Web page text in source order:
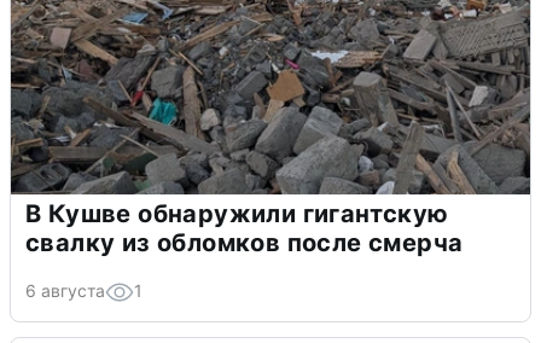
В Кушве обнаружили гигантскую
свалку из обломков после смерча
6 августа 1